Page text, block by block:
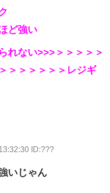
ど強い
れない>>>＞＞＞＞＞
＞＞＞＞＞＞レジギ
ID:???
いじゃん